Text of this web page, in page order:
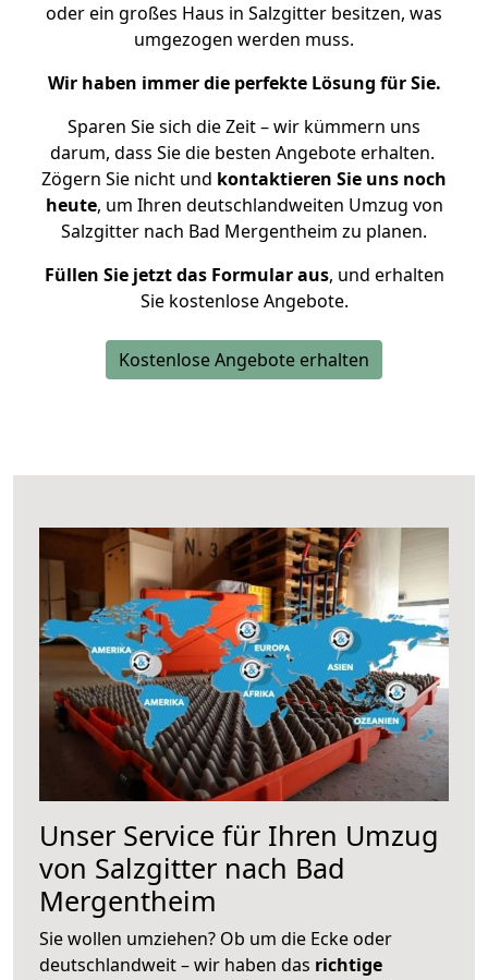
oder ein großes Haus in Salzgitter besitzen, was
umgezogen werden muss.
Wir haben immer die perfekte Lösung für Sie.
Sparen Sie sich die Zeit – wir kümmern uns
darum, dass Sie die besten Angebote erhalten.
Zögern Sie nicht und kontaktieren Sie uns noch
heute, um Ihren deutschlandweiten Umzug von
Salzgitter nach Bad Mergentheim zu planen.
Füllen Sie jetzt das Formular aus, und erhalten
Sie kostenlose Angebote.
Kostenlose Angebote erhalten
Unser Service für Ihren Umzug
von Salzgitter nach Bad
Mergentheim
Sie wollen umziehen? Ob um die Ecke oder
deutschlandweit – wir haben das richtige